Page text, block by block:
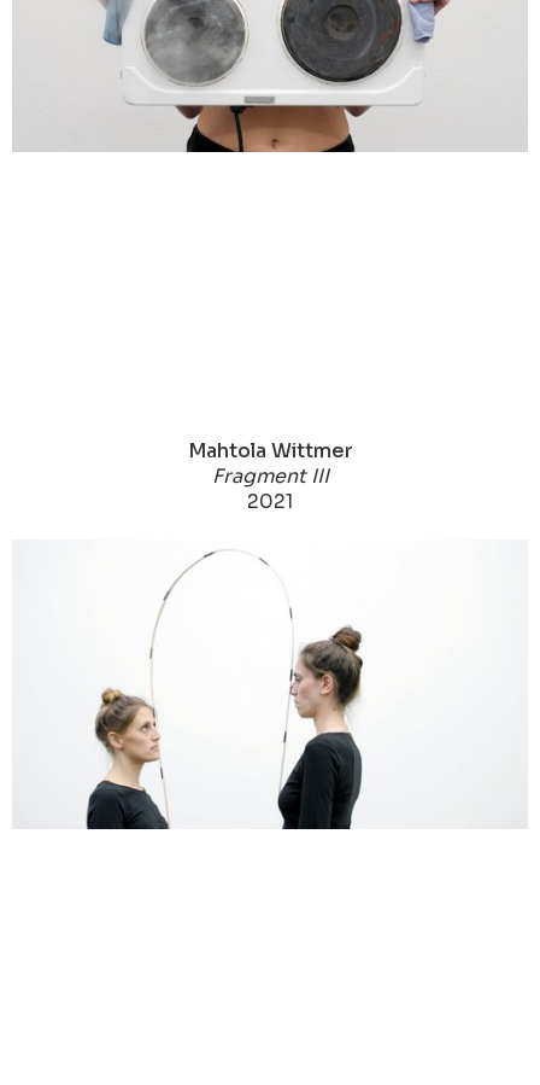
Mahtola Wittmer
Fragment III
2021